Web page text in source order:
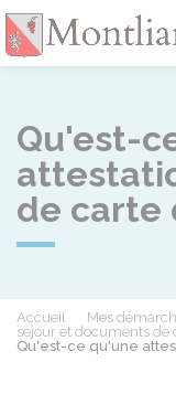
Qu'est-
de carte
Accueil Mes
séjour et documents
Qu'est-ce qu'une